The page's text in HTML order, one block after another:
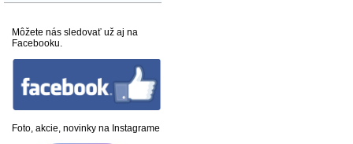
Môžete nás sledovať už aj na
Facebooku.
Foto, akcie, novinky na Instagrame